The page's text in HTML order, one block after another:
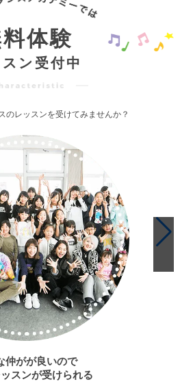
体験
スン受付中
のレッスンを受けてみませんか？
仲がが良いので
スンが受けられる